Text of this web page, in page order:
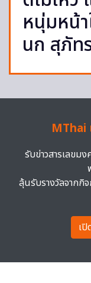
หนุ่มหน้
นก สุภั
MThai
รับข่าวสารเลขม
ลุ้นรับรางวัลจากกิ
เ